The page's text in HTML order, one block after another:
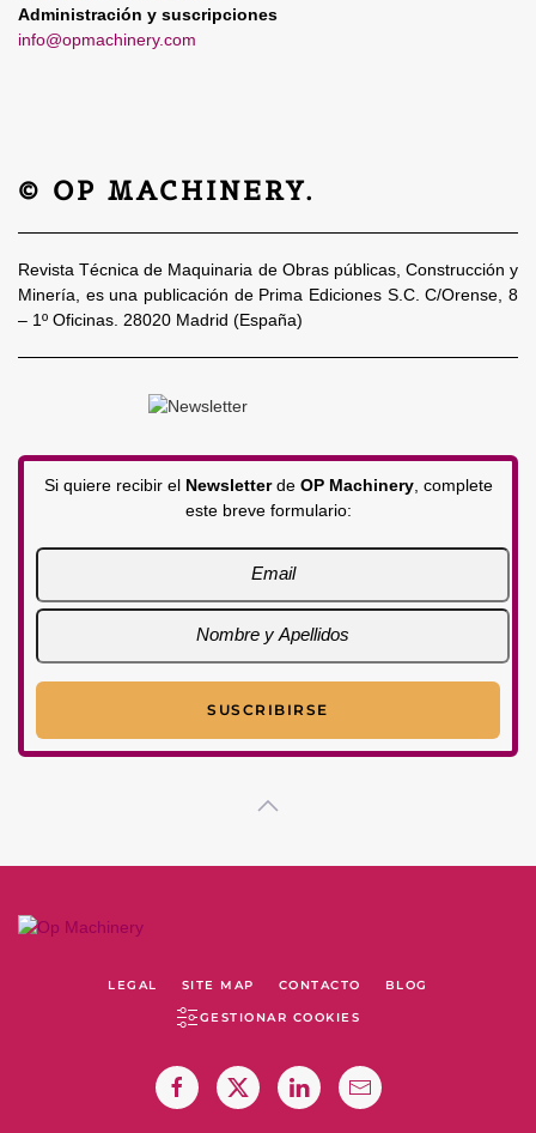
Administración y suscripciones
info@opmachinery.com
© OP MACHINERY.
Revista Técnica de Maquinaria de Obras públicas, Construcción y
Minería, es una publicación de Prima Ediciones S.C. C/Orense, 8
– 1º Oficinas. 28020 Madrid (España)
Si quiere recibir el Newsletterde OP Machinery, complete
este breve formulario:
LEGAL SITE MAP CONTACTO BLOG
GESTIONAR COOKIES